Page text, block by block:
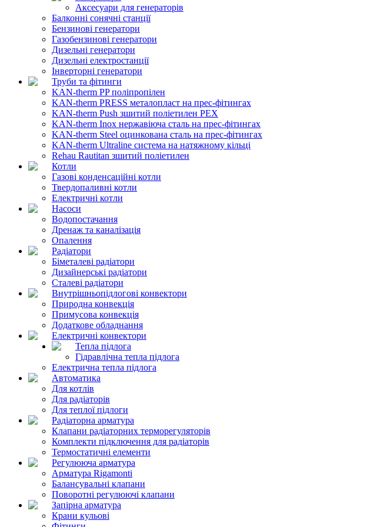
Аксесуари для генераторів
Балконні сонячні станції
Бензинові генератори
Газобензинові генератори
Дизельні генератори
Дизельні електростанції
Інверторні генератори
Труби та фітинги
KAN-therm PP поліпропілен
KAN-therm PRESS металопласт на прес-фітингах
KAN-therm Push зшитий поліетилен PEX
KAN-therm Inox нержавіюча сталь на прес-фітингах
KAN-therm Steel оцинкована сталь на прес-фітингах
KAN-therm Ultraline система на натяжному кільці
Rehau Rautitan зшитий поліетилен
Котли
Газові конденсаційні котли
Твердопаливні котли
Електричні котли
Насоси
Водопостачання
Дренаж та каналізація
Опалення
Радіатори
Біметалеві радіатори
Дизайнерські радіатори
Сталеві радіатори
Внутрішньопідлогові конвектори
Природна конвекція
Примусова конвекція
Додаткове обладнання
Електричні конвектори
Тепла підлога
Гідравлічна тепла підлога
Електрична тепла підлога
Автоматика
Для котлів
Для радіаторів
Для теплої підлоги
Радіаторна арматура
Клапани радіаторних терморегуляторів
Комплекти підключення для радіаторів
Термостатичні елементи
Регулююча арматура
Арматура Rigamonti
Балансувальні клапани
Поворотні регулюючі клапани
Запірна арматура
Крани кульові